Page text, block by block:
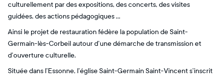
culturellement par des expositions, des concerts, des visites
guidées, des actions pédagogiques …
Ainsi le projet de restauration fédère la population de Saint-
Germain-lès-Corbeil autour d’une démarche de transmission et
d’ouverture culturelle.
Située dans l’Essonne, l’église Saint-Germain Saint-Vincent s’inscrit